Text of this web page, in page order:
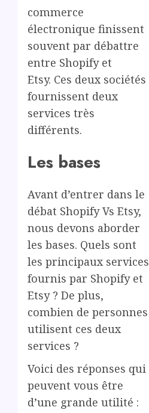
commerce
électronique finissent
souvent par débattre
entre Shopify et
Etsy. Ces deux sociétés
fournissent deux
services très
différents.
Les bases
Avant d’entrer dans le
débat Shopify Vs Etsy,
nous devons aborder
les bases. Quels sont
les principaux services
fournis par Shopify et
Etsy ? De plus,
combien de personnes
utilisent ces deux
services ?
Voici des réponses qui
peuvent vous être
d’une grande utilité :